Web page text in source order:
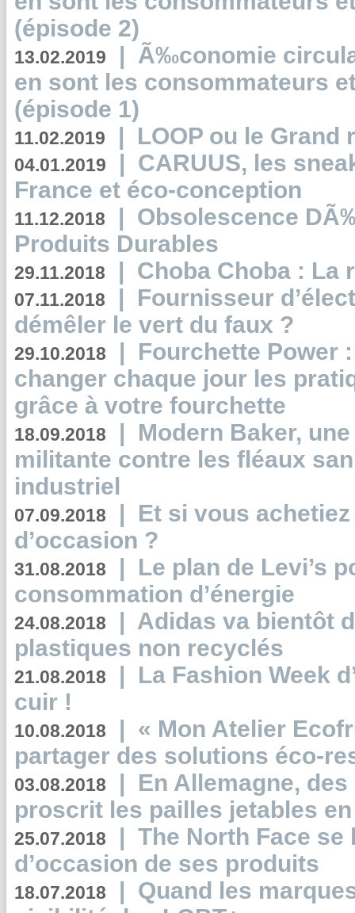
(épisode 2)
13.02.2019 | Ã‰conomie
en sont les consommateurs
(épisode 1)
11.02.2019 | LOOP ou le Grand
04.01.2019 | CARUUS, les
France et éco-conception
11.12.2018 | Obsolescence
Produits Durables
29.11.2018 | Choba Choba : La
07.11.2018 | Fournisseur
démêler le vert du faux ?
29.10.2018 | Fourchette Power
changer chaque jour les
grâce à votre fourchette
18.09.2018 | Modern Baker,
militante contre les fléaux
industriel
07.09.2018 | Et si vous
d’occasion ?
31.08.2018 | Le plan de Levi’s
consommation d’énergie
24.08.2018 | Adidas va bientôt
plastiques non recyclés
21.08.2018 | La Fashion Week
cuir !
10.08.2018 | « Mon Atelier
partager des solutions éco-
03.08.2018 | En Allemagne,
proscrit les pailles jetables
25.07.2018 | The North Face se
d’occasion de ses produits
18.07.2018 | Quand les